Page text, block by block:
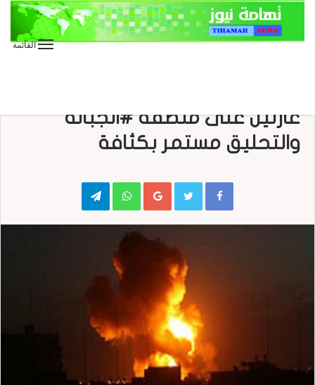
القائمة
غارتين على منطقة #الجبانة
والتحليق مستمر بكثافة
Google+
WhatsApp
Telegram